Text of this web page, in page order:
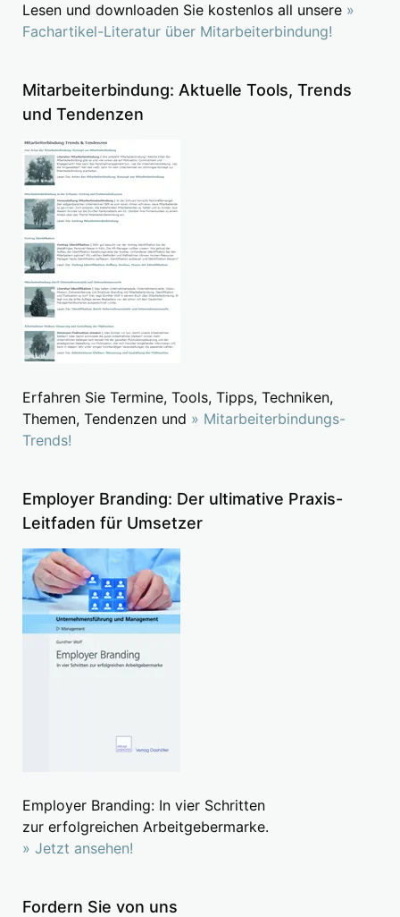
Lesen und downloaden Sie kostenlos all unsere »
Fachartikel-Literatur über Mitarbeiterbindung!
Mitarbeiterbindung: Aktuelle Tools, Trends
und Tendenzen
Erfahren Sie Termine, Tools, Tipps, Techniken,
Themen, Tendenzen und » Mitarbeiterbindungs-
Trends!
Employer Branding: Der ultimative Praxis-
Leitfaden für Umsetzer
Employer Branding: In vier Schritten
zur erfolgreichen Arbeitgebermarke.
» Jetzt ansehen!
Fordern Sie von uns